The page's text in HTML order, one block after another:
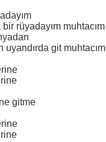
rüyadayım muhtacım
uyandırda git muhtacım
gitme